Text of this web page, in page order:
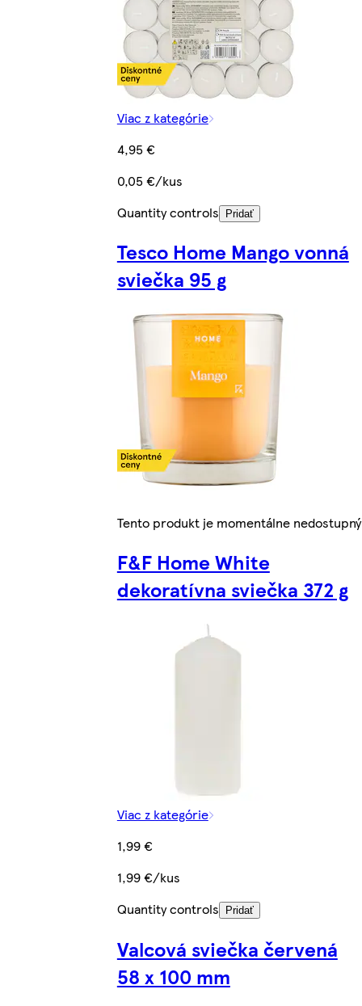
Viac z kategórie
4,95 €
0,05 €/kus
Quantity controls
Pridať
Tesco Home Mango vonná
sviečka 95 g
Tento produkt je momentálne nedostupný
F&F Home White
dekoratívna sviečka 372 g
Viac z kategórie
1,99 €
1,99 €/kus
Quantity controls
Pridať
Valcová sviečka červená
58 x 100 mm